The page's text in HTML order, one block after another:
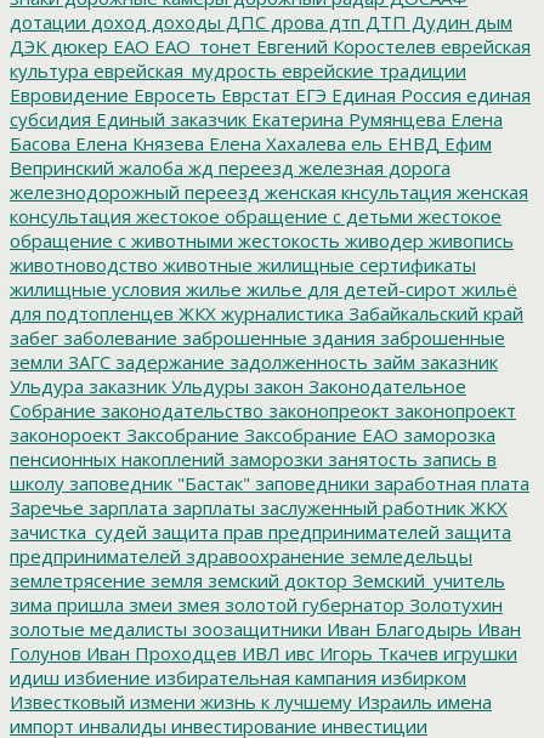
дотации доход доходы ДПС дрова дтп ДТП Дудин дым
ДЭК дюкер ЕАО ЕАО_тонет Евгений Коростелев еврейская
культура еврейская_мудрость еврейские традиции
Евровидение Евросеть Еврстат ЕГЭ Единая Россия единая
субсидия Единый заказчик Екатерина Румянцева Елена
Басова Елена Князева Елена Хахалева ель ЕНВД Ефим
Вепринский жалоба жд переезд железная дорога
железнодорожный переезд женская кнсультация женская
консультация жестокое обращение с детьми жестокое
обращение с животными жестокость живодер живопись
животноводство животные жилищные сертификаты
жилищные условия жилье жилье для детей-сирот жильё
для подтопленцев ЖКХ журналистика Забайкальский край
забег заболевание заброшенные здания заброшенные
земли ЗАГС задержание задолженность займ заказник
Ульдура заказник Ульдуры закон Законодательное
Собрание законодательство законопреокт законопроект
законороект Заксобрание Заксобрание ЕАО заморозка
пенсионных накоплений заморозки занятость запись в
школу заповедник "Бастак" заповедники заработная плата
Заречье зарплата зарплаты заслуженный работник ЖКХ
зачистка_судей защита прав предпринимателей защита
предпринимателей здравоохранение земледельцы
землетрясение земля земский доктор Земский_учитель
зима пришла змеи змея золотой губернатор Золотухин
золотые медалисты зоозащитники Иван Благодырь Иван
Голунов Иван Проходцев ИВЛ ивс Игорь Ткачев игрушки
идиш избиение избирательная кампания избирком
Известковый измени жизнь к лучшему Израиль имена
импорт инвалиды инвестирование инвестиции